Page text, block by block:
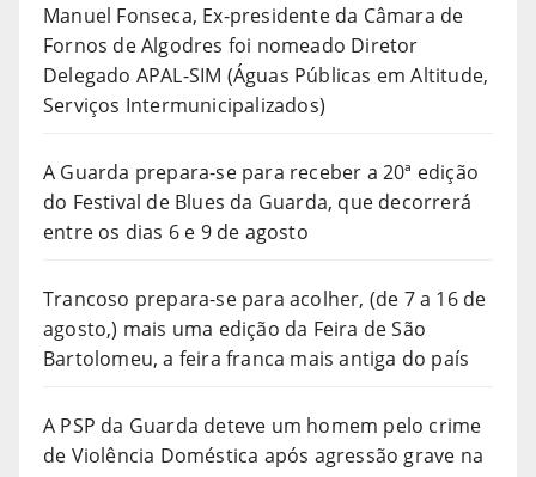
Manuel Fonseca, Ex-presidente da Câmara de
Fornos de Algodres foi nomeado Diretor
Delegado APAL-SIM (Águas Públicas em Altitude,
Serviços Intermunicipalizados)
A Guarda prepara-se para receber a 20ª edição
do Festival de Blues da Guarda, que decorrerá
entre os dias 6 e 9 de agosto
Trancoso prepara-se para acolher, (de 7 a 16 de
agosto,) mais uma edição da Feira de São
Bartolomeu, a feira franca mais antiga do país
A PSP da Guarda deteve um homem pelo crime
de Violência Doméstica após agressão grave na